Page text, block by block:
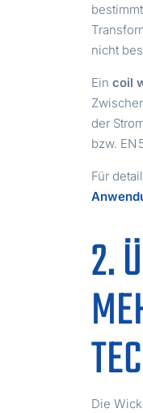
nicht
Eincoil
der
bzw. EN
Für
2.
Die